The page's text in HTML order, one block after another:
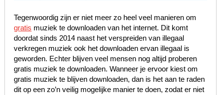
Tegenwoordig zijn er niet meer zo heel veel manieren om
gratis muziek te downloaden van het internet. Dit komt
doordat sinds 2014 naast het verspreiden van illegaal
verkregen muziek ook het downloaden ervan illegaal is
geworden. Echter blijven veel mensen nog altijd proberen
gratis muziek te downloaden. Wanneer je ervoor kiest om
gratis muziek te blijven downloaden, dan is het aan te raden
dit op een zo’n veilig mogelijke manier te doen, zodat er niet